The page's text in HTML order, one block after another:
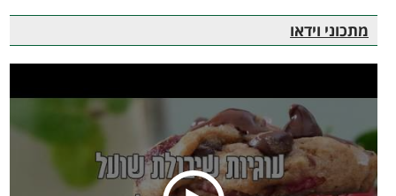
מתכוני וידאו